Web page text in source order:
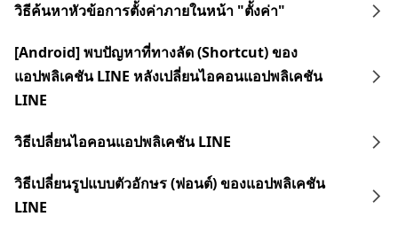
วิธีค้นหาหัวข้อการตั้งค่าภายในหน้า "ตั้งค่า"
[Android] พบปัญหาที่ทางลัด (Shortcut) ของ
แอปพลิเคชัน LINE หลังเปลี่ยนไอคอนแอปพลิเคชัน
LINE
วิธีเปลี่ยนไอคอนแอปพลิเคชัน LINE
วิธีเปลี่ยนรูปแบบตัวอักษร (ฟอนต์) ของแอปพลิเคชัน
LINE